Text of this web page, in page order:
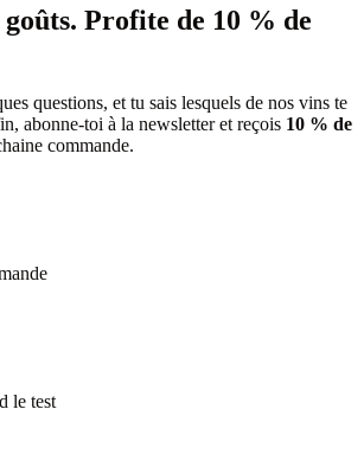
Profite de 10 % de
questions, et tu sais lesquels de nos vins te
abonne-toi à la newsletter et reçois 10 % de
commande.
le test